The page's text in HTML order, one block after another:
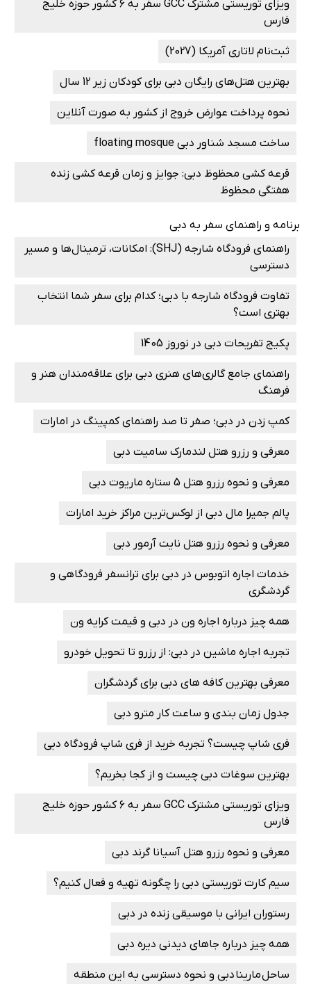
ویزای توریستی مشترک GCC سفر به ۶ کشور حوزه خلیج
فارس
ثبت‌نام لاتاری آمریکا (2027)
بهترین هتل‌های رایگان دبی برای کودکان زیر 12 سال
نحوه پرداخت عوارض خروج از کشور به صورت آنلاین
ساخت مسجد شناور دبی floating mosque
قرعه کشی محظوظ دبی: جوایز و زمان قرعه کشی زنده
هفتگی محظوظ
برنامه و راهنمای سفر به دبی
راهنمای فرودگاه شارجه (SHJ): امکانات، ترمینال‌ها و مسیر
دسترسی
تفاوت فرودگاه شارجه با دبی؛ کدام برای سفر شما انتخاب
بهتری است؟
پکیج تفریحات دبی در نوروز 1405
راهنمای جامع گالری‌های هنری دبی برای علاقه‌مندان هنر و
فرهنگ
کمپ زدن در دبی؛ صفر تا صد راهنمای کمپینگ در امارات
معرفی و رزرو هتل لندمارک سامیت دبی
معرفی و نحوه رزرو هتل 5 ستاره ماریوت دبی
پالم جمیرا مال دبی از لوکس‌ترین مراکز خرید امارات
معرفی و نحوه رزرو هتل نایت آرمور دبی
خدمات اجاره اتوبوس در دبی برای ترانسفر فرودگاهی و
گردشگری
همه چیز درباره اجاره ون در دبی و قیمت کرایه ون
تجربه اجاره ماشین در دبی: از رزرو تا تحویل خودرو
معرفی بهترین کافه های دبی برای گردشگران
جدول زمان بندی و ساعت کار مترو دبی
فری شاپ چیست؟ تجربه خرید از فری شاپ فرودگاه دبی
بهترین سوغات دبی چیست و از کجا بخریم؟
ویزای توریستی مشترک GCC سفر به ۶ کشور حوزه خلیج
فارس
معرفی و نحوه رزرو هتل آسیانا گرند دبی
سیم کارت توریستی دبی را چگونه تهیه و فعال کنیم؟
رستوران ایرانی با موسیقی زنده در دبی
همه چیز درباره جاهای دیدنی دیره دبی
ساحل مارینا دبی و نحوه دسترسی به این منطقه